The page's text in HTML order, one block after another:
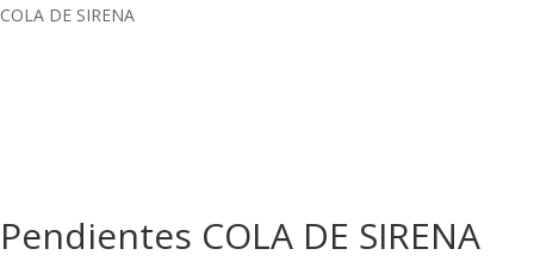
COLA DE SIRENA
Pendientes COLA DE SIRENA